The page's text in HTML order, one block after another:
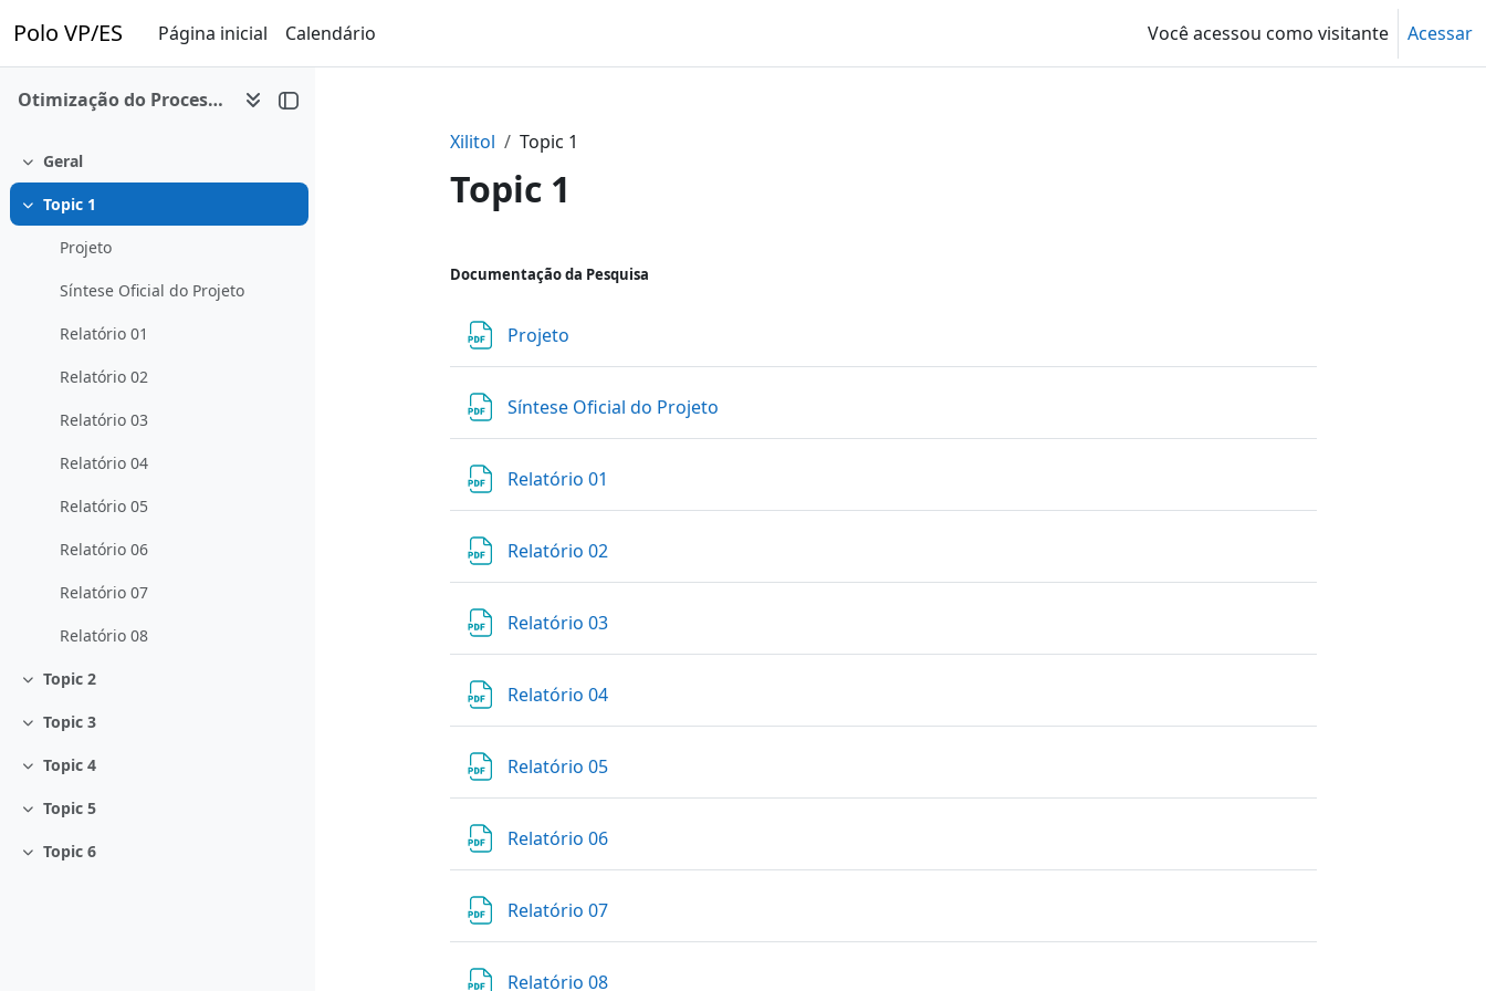
Polo VP/ES Página inicial Calendário Você acessou como visitante Acessar
Otimização do Processo de Produção do Xilitol
Contrair
Geral
Contrair
Topic 1
Projeto
Síntese Oficial do Projeto
Relatório 01
Relatório 02
Relatório 03
Relatório 04
Relatório 05
Relatório 06
Relatório 07
Relatório 08
Contrair
Topic 2
Contrair
Topic 3
Contrair
Topic 4
Contrair
Topic 5
Contrair
Topic 6
Xilitol Topic 1
Topic 1
Contorno da seção
Documentação da Pesquisa
Projeto
Síntese Oficial do Projeto
Relatório 01
Relatório 02
Relatório 03
Relatório 04
Relatório 05
Relatório 06
Relatório 07
Relatório 08